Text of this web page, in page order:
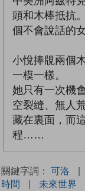
頭和木棒抵抗
個不會說話的
小悅捧覑兩個
一模一樣。
她只有一次機
空裂縫、無人
藏在裏面，而
程……
關鍵字詞： 可洛 |
時間
| 未來世界